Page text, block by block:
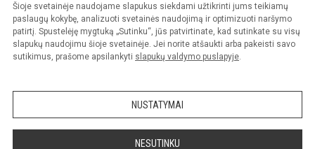
Šioje svetainėje naudojame slapukus siekdami užtikrinti jums teikiamų
paslaugų kokybę, analizuoti svetainės naudojimą ir optimizuoti naršymo
patirtį. Spustelėję mygtuką „Sutinku“, jūs patvirtinate, kad sutinkate su visų
slapukų naudojimu šioje svetainėje. Jei norite atšaukti arba pakeisti savo
sutikimus, prašome apsilankyti slapukų valdymo puslapyje.
NUSTATYMAI
NESUTINKU
© 2022. Šalčininkų r. Eišiškių muzikos mokykla. Visos teisės saugomos.
Kopijuoti turinį be raštiško mokyklos vadovybės sutikimo griežtai draudžiama.
Prieinamumo paraiška Slapukų politika
Sumanus būdas atnaujinti